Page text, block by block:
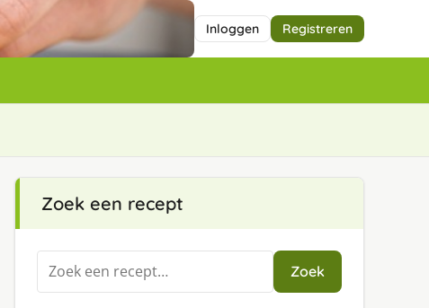
Inloggen Registreren
Zoek een recept
Zoeken
naar:
Zoek